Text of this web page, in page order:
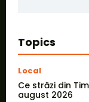
Topics
Local
Ce străzi din
august 2026